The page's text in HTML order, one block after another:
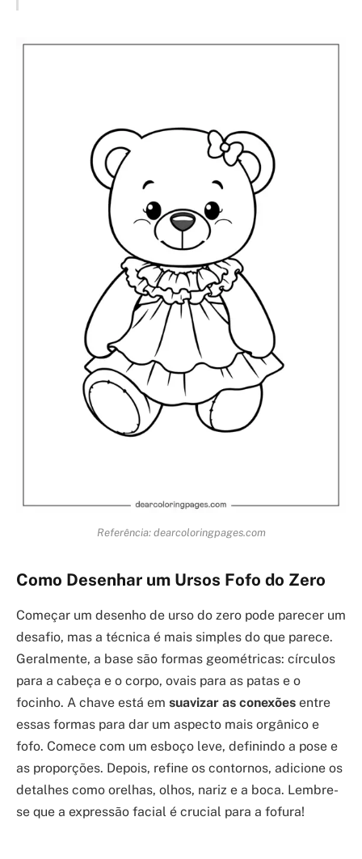
Referência: dearcoloringpages.com
Como Desenhar um Ursos Fofo do Zero
Começar um desenho de urso do zero pode parecer um
desafio, mas a técnica é mais simples do que parece.
Geralmente, a base são formas geométricas: círculos
para a cabeça e o corpo, ovais para as patas e o
focinho. A chave está em suavizar as conexões entre
essas formas para dar um aspecto mais orgânico e
fofo. Comece com um esboço leve, definindo a pose e
as proporções. Depois, refine os contornos, adicione os
detalhes como orelhas, olhos, nariz e a boca. Lembre-
se que a expressão facial é crucial para a fofura!